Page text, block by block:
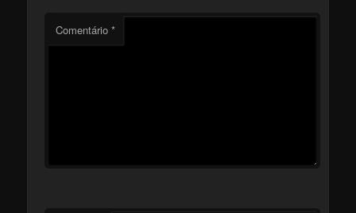
Comentário*